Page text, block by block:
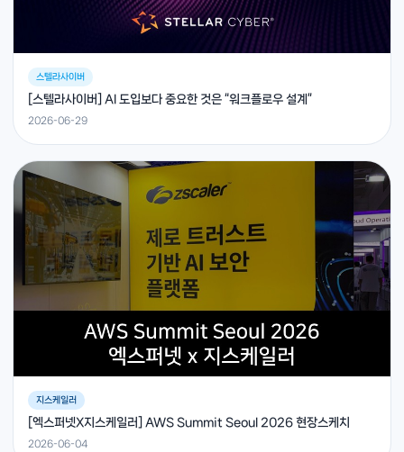
스텔라사이버
[스텔라사이버] AI 도입보다 중요한 것은 “워크플로우 설계”
2026-06-29
지스케일러
[엑스퍼넷X지스케일러] AWS Summit Seoul 2026 현장스케치
2026-06-04